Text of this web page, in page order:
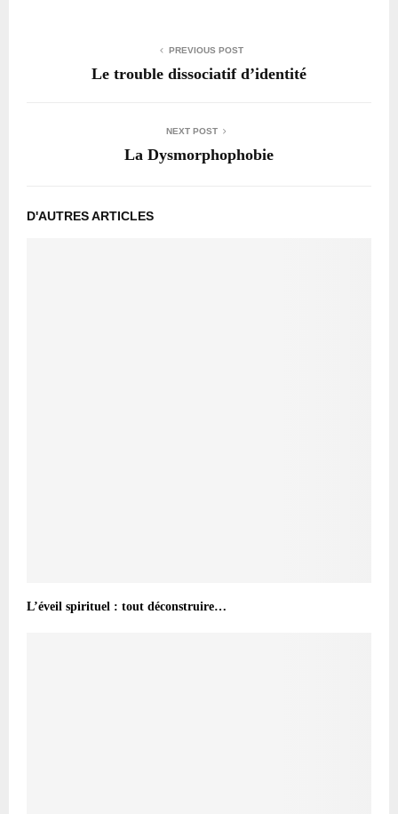
PREVIOUS POST
Le trouble dissociatif d’identité
NEXT POST
La Dysmorphophobie
D'AUTRES ARTICLES
L’éveil spirituel : tout déconstruire…